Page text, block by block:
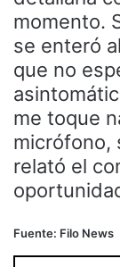
momento.
se enteró
que no
me toque
micrófono,
relató el
Fuente: Filo News